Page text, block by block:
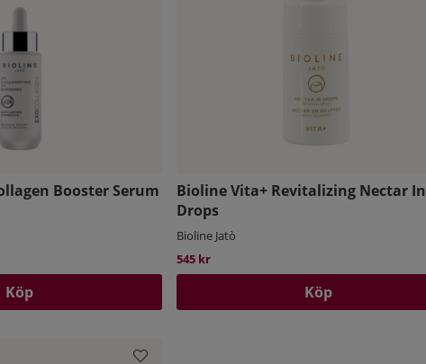
Booster Serum
Köp
Bioline Vita+ Revitalizing Nectar In
Drops
Bioline Jatò
545 kr
Köp